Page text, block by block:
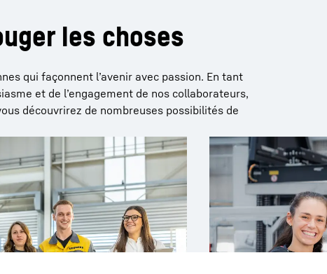
les choses
qui façonnent l’avenir avec passion. En tant
et de l’engagement de nos collaborateurs,
découvrirez de nombreuses possibilités de